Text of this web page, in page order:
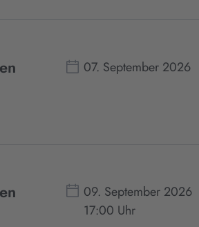
07. September 2026
09. September 2026
17:00 Uhr